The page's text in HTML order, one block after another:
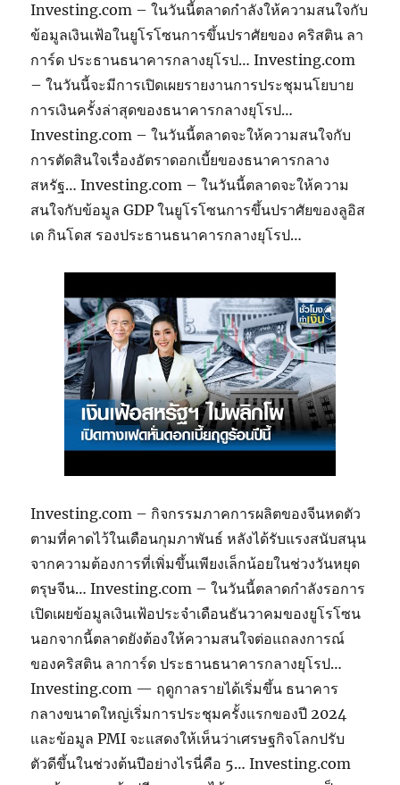
Investing.com – ในวันนี้ตลาดกำลังให้ความสนใจกับ
ข้อมูลเงินเฟ้อในยูโรโซนการขึ้นปราศัยของ คริสติน ลา
การ์ด ประธานธนาคารกลางยุโรป… Investing.com
– ในวันนี้จะมีการเปิดเผยรายงานการประชุมนโยบาย
การเงินครั้งล่าสุดของธนาคารกลางยุโรป…
Investing.com – ในวันนี้ตลาดจะให้ความสนใจกับ
การตัดสินใจเรื่องอัตราดอกเบี้ยของธนาคารกลาง
สหรัฐ… Investing.com – ในวันนี้ตลาดจะให้ความ
สนใจกับข้อมูล GDP ในยูโรโซนการขึ้นปราศัยของลูอิส
เด กินโดส รองประธานธนาคารกลางยุโรป…
Investing.com – กิจกรรมภาคการผลิตของจีนหดตัว
ตามที่คาดไว้ในเดือนกุมภาพันธ์ หลังได้รับแรงสนับสนุน
จากความต้องการที่เพิ่มขึ้นเพียงเล็กน้อยในช่วงวันหยุด
ตรุษจีน… Investing.com – ในวันนี้ตลาดกำลังรอการ
เปิดเผยข้อมูลเงินเฟ้อประจำเดือนธันวาคมของยูโรโซน
นอกจากนี้ตลาดยังต้องให้ความสนใจต่อแถลงการณ์
ของคริสติน ลาการ์ด ประธานธนาคารกลางยุโรป…
Investing.com — ฤดูกาลรายได้เริ่มขึ้น ธนาคาร
กลางขนาดใหญ่เริ่มการประชุมครั้งแรกของปี 2024
และข้อมูล PMI จะแสดงให้เห็นว่าเศรษฐกิจโลกปรับ
ตัวดีขึ้นในช่วงต้นปีอย่างไรนี่คือ 5… Investing.com